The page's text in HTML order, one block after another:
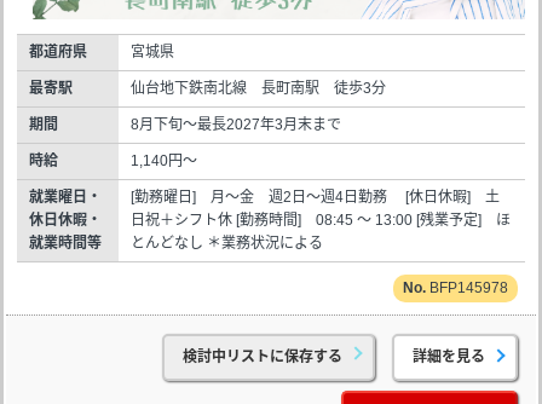
都道府県 宮城県
最寄駅 仙台地下鉄南北線 長町南駅 徒歩3分
期間 8月下旬～最長2027年3月末まで
時給 1,140円～
就業曜日・
休日休暇・
就業時間等
[勤務曜日] 月～金 週2日～週4日勤務 [休日休暇] 土
日祝＋シフト休 [勤務時間] 08:45 ～ 13:00 [残業予定] ほ
とんどなし ＊業務状況による
BFP145978
検討中リストに保存する 詳細を見る